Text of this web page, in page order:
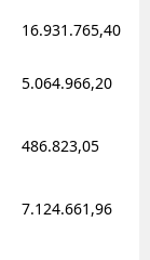
16.931.765,40
5.064.966,20
486.823,05
7.124.661,96